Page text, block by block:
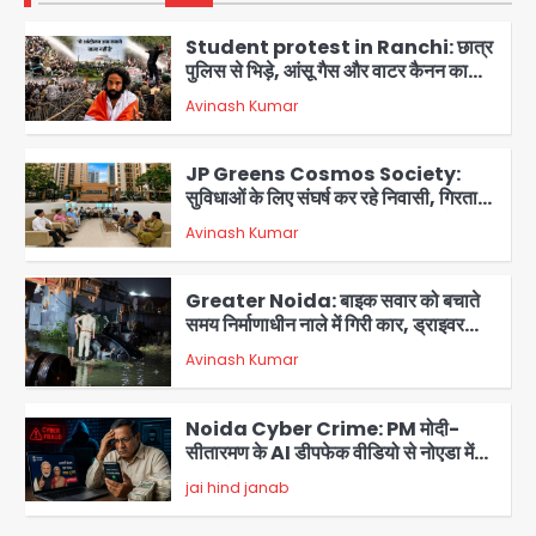
2
पुलिस से भिड़े, आंसू गैस और वाटर कैनन का
इस्तेमाल
Avinash Kumar
3
JP Greens Cosmos Society:
सुविधाओं के लिए संघर्ष कर रहे निवासी, गिरता
प्लास्टर और कमजोर सुरक्षा बनी बड़ी चुनौती
Avinash Kumar
4
Greater Noida: बाइक सवार को बचाते
समय निर्माणाधीन नाले में गिरी कार, ड्राइवर
बाल-बाल बचा
Avinash Kumar
5
Noida Cyber Crime: PM मोदी-
सीतारमण के AI डीपफेक वीडियो से नोएडा में
बुजुर्ग से 70 लाख की ठगी
jai hind janab
Jeff Bezos Liverpool stake
deal: अमेजन फाउंडर और एडुआर्डो सावेरिन